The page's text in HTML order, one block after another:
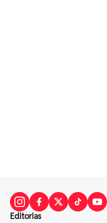
Editorias